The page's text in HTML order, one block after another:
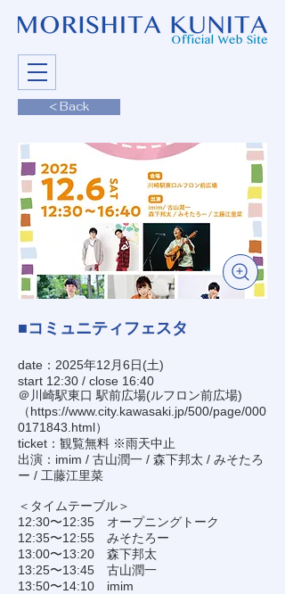
< Back
■コミュニティフェスタ
date：2025年12月6日(土)
start 12:30 / close 16:40
＠川崎駅東口 駅前広場(ルフロン前広場)
（https://www.city.kawasaki.jp/500/page/000
0171843.html）
ticket：観覧無料 ※雨天中止
出演：imim / 古山潤一 / 森下邦太 / みそたろ
ー / 工藤江里菜
＜タイムテーブル＞
12:30〜12:35 オープニングトーク
12:35〜12:55 みそたろー
13:00〜13:20 森下邦太
13:25〜13:45 古山潤一
13:50〜14:10 imim